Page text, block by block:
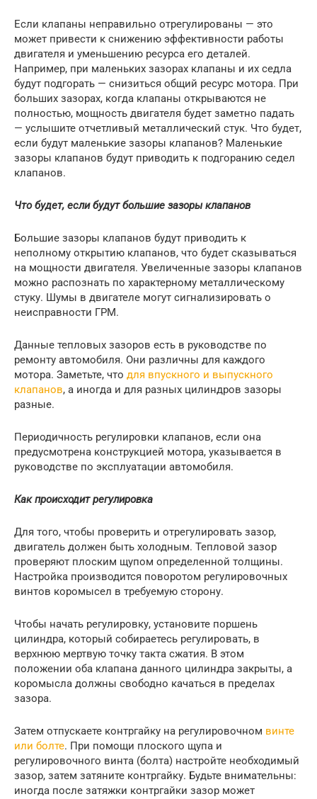
Если клапаны неправильно отрегулированы — это
может привести к снижению эффективности работы
двигателя и уменьшению ресурса его деталей.
Например, при маленьких зазорах клапаны и их седла
будут подгорать — снизиться общий ресурс мотора. При
больших зазорах, когда клапаны открываются не
полностью, мощность двигателя будет заметно падать
— услышите отчетливый металлический стук. Что будет,
если будут маленькие зазоры клапанов? Маленькие
зазоры клапанов будут приводить к подгоранию седел
клапанов.
Что будет, если будут большие зазоры клапанов
Большие зазоры клапанов будут приводить к
неполному открытию клапанов, что будет сказываться
на мощности двигателя. Увеличенные зазоры клапанов
можно распознать по характерному металлическому
стуку. Шумы в двигателе могут сигнализировать о
неисправности ГРМ.
Данные тепловых зазоров есть в руководстве по
ремонту автомобиля. Они различны для каждого
мотора. Заметьте, что для впускного и выпускного
клапанов, а иногда и для разных цилиндров зазоры
разные.
Периодичность регулировки клапанов, если она
предусмотрена конструкцией мотора, указывается в
руководстве по эксплуатации автомобиля.
Как происходит регулировка
Для того, чтобы проверить и отрегулировать зазор,
двигатель должен быть холодным. Тепловой зазор
проверяют плоским щупом определенной толщины.
Настройка производится поворотом регулировочных
винтов коромысел в требуемую сторону.
Чтобы начать регулировку, установите поршень
цилиндра, который собираетесь регулировать, в
верхнюю мертвую точку такта сжатия. В этом
положении оба клапана данного цилиндра закрыты, а
коромысла должны свободно качаться в пределах
зазора.
Затем отпускаете контргайку на регулировочном винте
или болте. При помощи плоского щупа и
регулировочного винта (болта) настройте необходимый
зазор, затем затяните контргайку. Будьте внимательны:
иногда после затяжки контргайки зазор может